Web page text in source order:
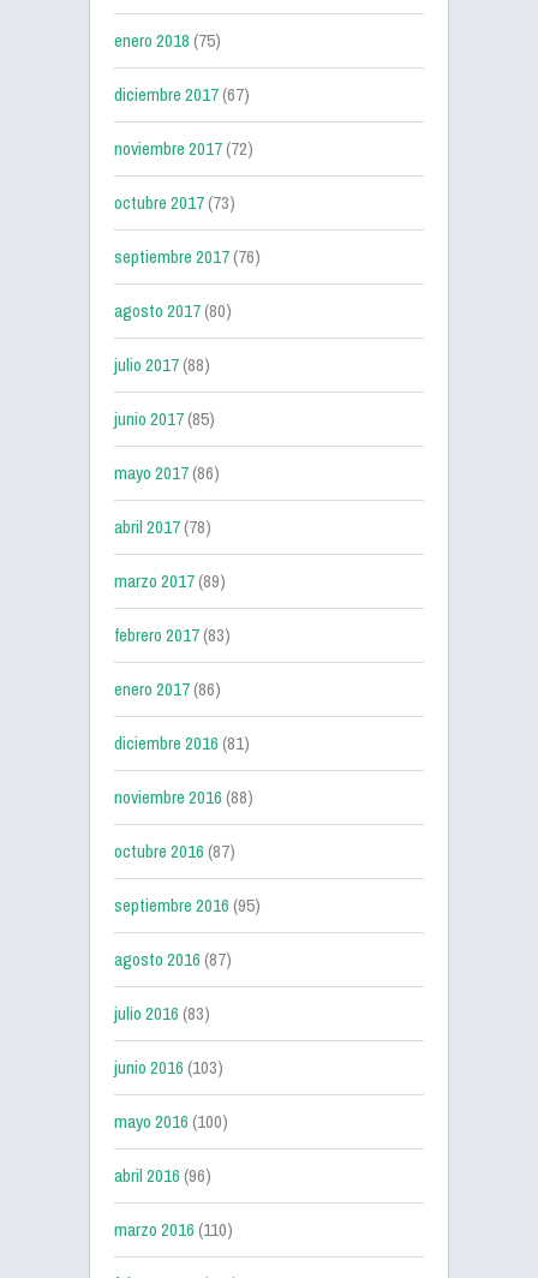
enero 2018(75)
diciembre 2017(67)
noviembre 2017(72)
octubre 2017(73)
septiembre 2017(76)
agosto 2017(80)
julio 2017(88)
junio 2017(85)
mayo 2017(86)
abril 2017(78)
marzo 2017(89)
febrero 2017(83)
enero 2017(86)
diciembre 2016(81)
noviembre 2016(88)
octubre 2016(87)
septiembre 2016(95)
agosto 2016(87)
julio 2016(83)
junio 2016(103)
mayo 2016(100)
abril 2016(96)
marzo 2016(110)